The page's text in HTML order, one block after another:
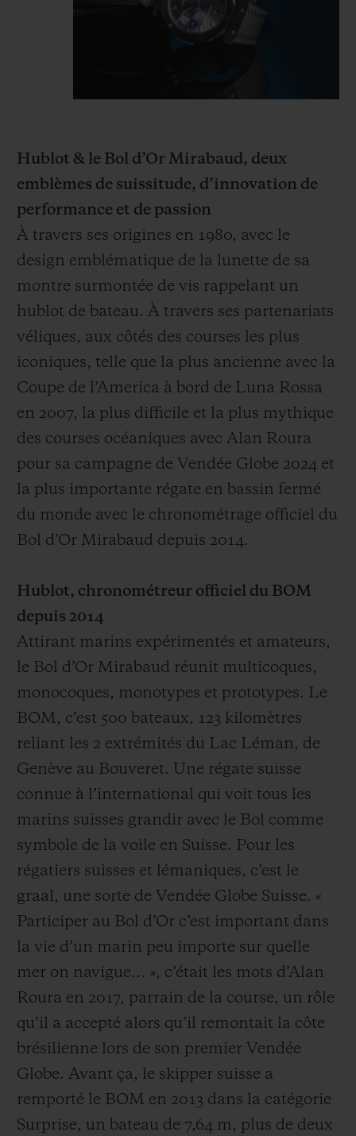
Hublot & le Bol d’Or Mirabaud, deux
emblèmes de suissitude, d’innovation de
performance et de passion
À travers ses origines en 1980, avec le
design emblématique de la lunette de sa
montre surmontée de vis rappelant un
hublot de bateau. À travers ses partenariats
véliques, aux côtés des courses les plus
iconiques, telle que la plus ancienne avec la
Coupe de l’America à bord de Luna Rossa
en 2007, la plus difficile et la plus mythique
des courses océaniques avec Alan Roura
pour sa campagne de Vendée Globe 2024 et
la plus importante régate en bassin fermé
du monde avec le chronométrage officiel du
Bol d’Or Mirabaud depuis 2014.
Hublot, chronométreur officiel du BOM
depuis 2014
Attirant marins expérimentés et amateurs,
le Bol d’Or Mirabaud réunit multicoques,
monocoques, monotypes et prototypes. Le
BOM, c’est 500 bateaux, 123 kilomètres
reliant les 2 extrémités du Lac Léman, de
Genève au Bouveret. Une régate suisse
connue à l’international qui voit tous les
marins suisses grandir avec le Bol comme
symbole de la voile en Suisse. Pour les
régatiers suisses et lémaniques, c’est le
graal, une sorte de Vendée Globe Suisse. «
Participer au Bol d’Or c’est important dans
la vie d’un marin peu importe sur quelle
mer on navigue… », c’était les mots d’Alan
Roura en 2017, parrain de la course, un rôle
qu’il a accepté alors qu’il remontait la côte
brésilienne lors de son premier Vendée
Globe. Avant ça, le skipper suisse a
remporté le BOM en 2013 dans la catégorie
Surprise, un bateau de 7,64 m, plus de deux